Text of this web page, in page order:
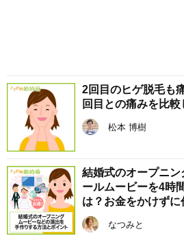
2回目のヒゲ脱毛も
回目との痛みを比
松本 博樹
結婚式のオープニ
ールムービーを4時
は？お金をかけずに
なつみと